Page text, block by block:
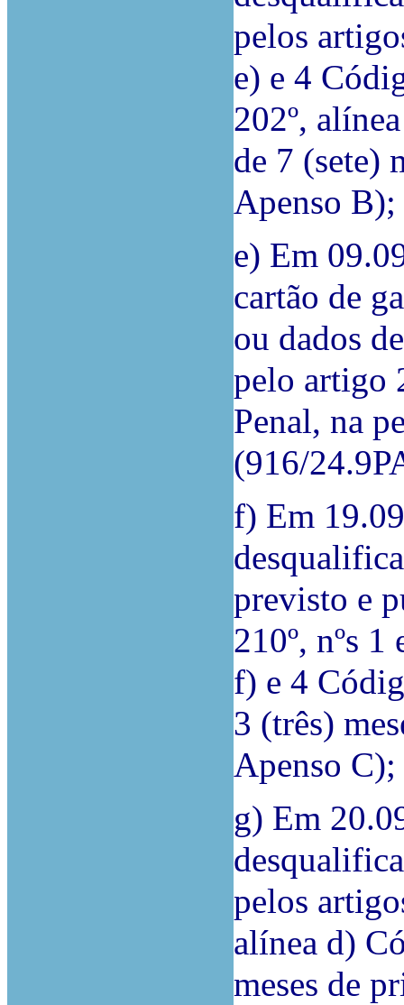
pelos
e) e 4
202º,
de 7 (sete)
Apenso B);
e) Em
cartão de
ou dados
pelo artigo
Penal, na
(916/
f) Em
previsto e
210º, nºs 1
f) e 4
3 (três)
Apenso C);
g) Em
pelos
alínea d)
meses de